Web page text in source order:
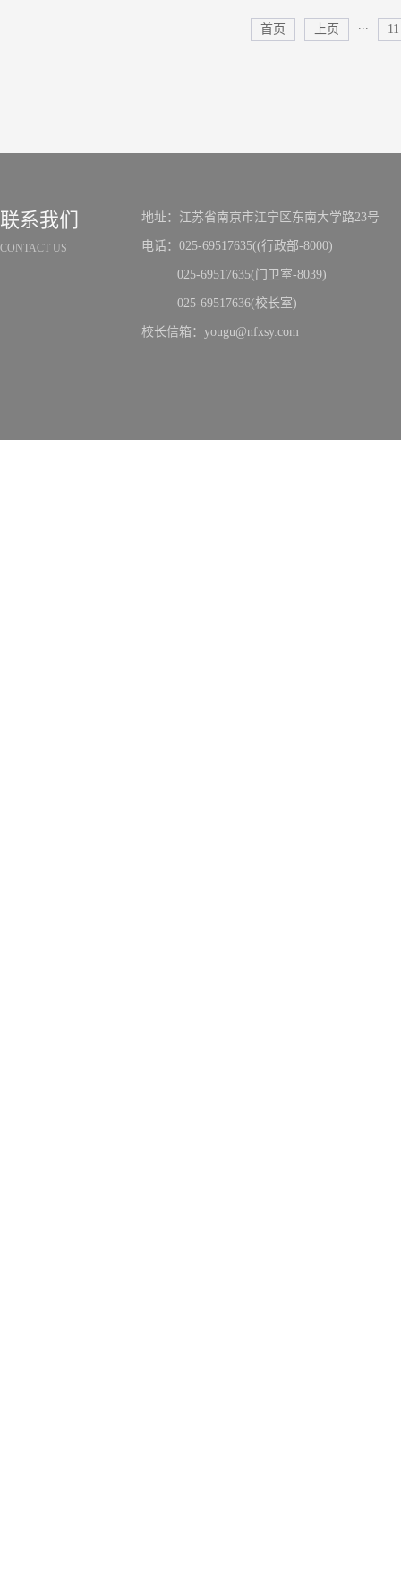
首页 上页 ... 11
联系我们
CONTACT US
地址：江苏省南京市江宁区东南大学路23号
电话：025-69517635((行政部-8000)
025-69517635(门卫室-8039)
025-69517636(校长室)
校长信箱：yougu@nfxsy.com